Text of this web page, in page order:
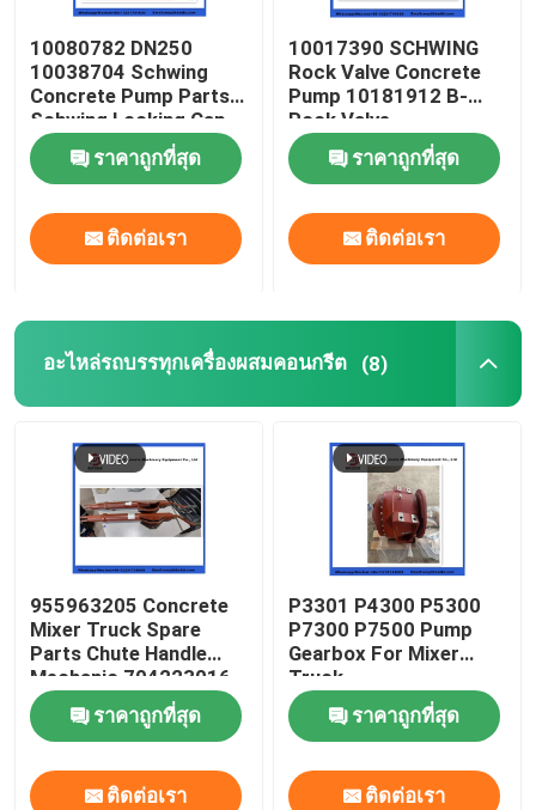
ท่อปั๊มคอนกรีต
ปั๊มคอนกรีต เอลโค้ท
สายเชือกยางปั๊มคอนกรีต
เครื่องจับปั๊มคอนกรีต
หน้าแปลนปั๊มคอนกรีต
เครื่องวางบอนกรีต
ปั๊ม Rexthod
อะไหล่ปั๊มคอนกรีต SANY
อะไหล่ปั๊มคอนกรีต Zoomlion
อุปกรณ์เสริมปั๊มคอนกรีต
10080782 DN250
10038704 Schwing
Concrete Pump Parts
Schwing Locking Cap
ราคาถูกที่สุด
ติดต่อเรา
10017390 SCHWING
Rock Valve Concrete
Pump 10181912 B-
Rock Valve
220/180/10059467
210/180ราคาถูกที่สุด
ติดต่อเรา
อะไหล่รถบรรทุกเครื่องผสมคอนกรีต (8)
955963205 Concrete
Mixer Truck Spare
Parts Chute Handle
Mechanic 704223016
ราคาถูกที่สุด
ติดต่อเรา
P3301 P4300 P5300
P7300 P7500 Pump
Gearbox For Mixer
Truck
ราคาถูกที่สุด
ติดต่อเรา